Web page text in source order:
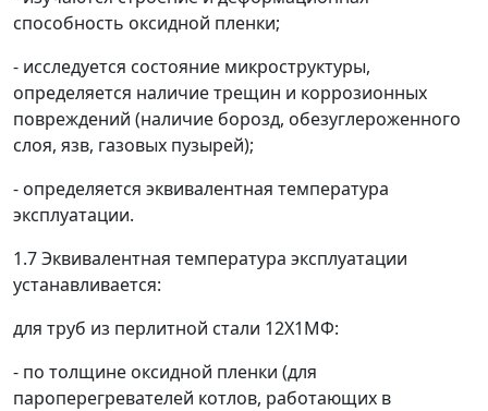
способность оксидной пленки;
- исследуется состояние микроструктуры,
определяется наличие трещин и коррозионных
повреждений (наличие борозд, обезуглероженного
слоя, язв, газовых пузырей);
- определяется эквивалентная температура
эксплуатации.
1.7 Эквивалентная температура эксплуатации
устанавливается:
для труб из перлитной стали 12Х1МФ:
- по толщине оксидной пленки (для
пароперегревателей котлов, работающих в